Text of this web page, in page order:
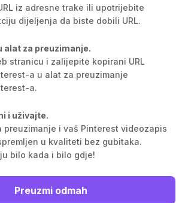
iz adresne trake ili upotrijebite
dijeljenja da biste dobili URL.
alat za preuzimanje.
stranicu i zalijepite kopirani URL
a u alat za preuzimanje
a.
i uživajte.
preuzimanje i vaš Pinterest videozapis
u kvaliteti bez gubitaka.
bilo kada i bilo gdje!
Preuzmi odmah